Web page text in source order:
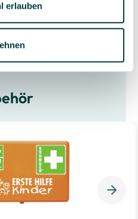
erlauben